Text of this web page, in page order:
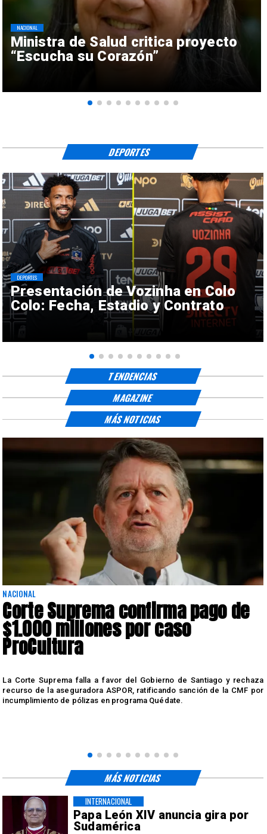
Ministra de Salud critica proyecto
“Escucha su Corazón”
NACIONAL
Presentación de Vozinha en Colo
Colo: Fecha, Estadio y Contrato
DEPORTES
DEPORTES
TENDENCIAS
MAGAZINE
NACIONAL
Corte Suprema confirma pago de
$1.000 millones por caso
ProCultura
La Corte Suprema falla a favor del Gobierno de Santiago y rechaza
recurso de la aseguradora ASPOR, ratificando sanción de la CMF por
incumplimiento de pólizas en programa Quédate.
MÁS NOTICIAS
Papa León XIV anuncia gira por
Sudamérica
INTERNACIONAL
MÁS NOTICIAS